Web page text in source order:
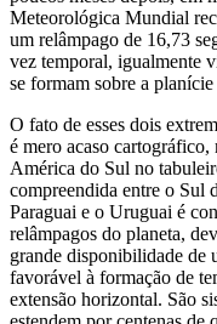
Meteorológica Mundial
um relâmpago de 16,73
vez temporal, igualmente
se formam sobre a planície
O fato de esses dois
é mero acaso cartográfico,
América do Sul no
compreendida entre o Sul
Paraguai e o Uruguai é
relâmpagos do planeta,
grande disponibilidade de
favorável à formação de
extensão horizontal. São